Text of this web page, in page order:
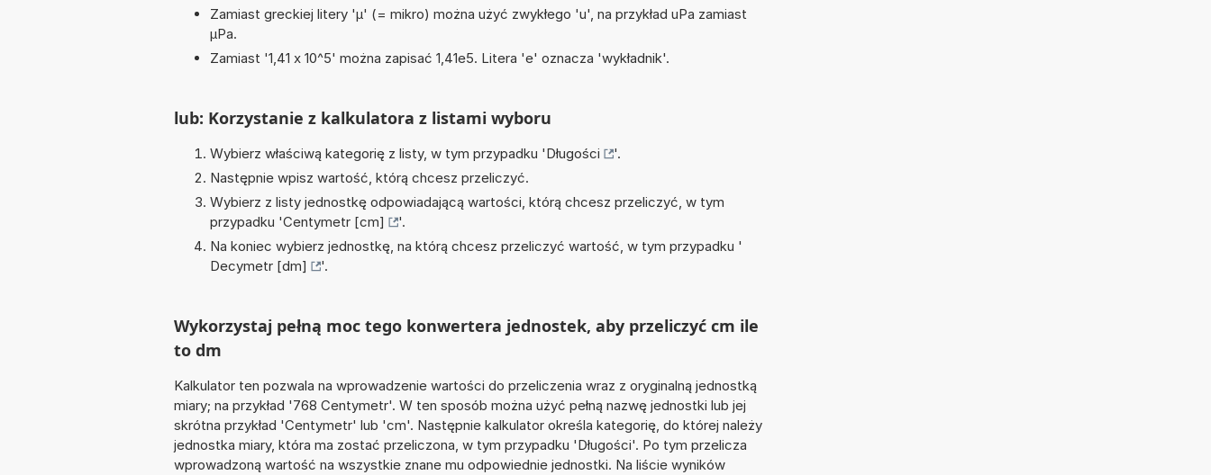
Zamiast greckiej litery 'µ' (= mikro) można użyć zwykłego 'u', na przykład uPa zamiast
µPa.
Zamiast '1,41 x 10^5' można zapisać 1,41e5. Litera 'e' oznacza 'wykładnik'.
lub: Korzystanie z kalkulatora z listami wyboru
Wybierz właściwą kategorię z listy, w tym przypadku 'Długości
'.
Następnie wpisz wartość, którą chcesz przeliczyć.
Wybierz z listy jednostkę odpowiadającą wartości, którą chcesz przeliczyć, w tym
przypadku 'Centymetr [cm]
'.
Na koniec wybierz jednostkę, na którą chcesz przeliczyć wartość, w tym przypadku '
Decymetr [dm]
'.
Wykorzystaj pełną moc tego konwertera jednostek, aby przeliczyć cm ile
to dm
Kalkulator ten pozwala na wprowadzenie wartości do przeliczenia wraz z oryginalną jednostką
miary; na przykład '768 Centymetr'. W ten sposób można użyć pełną nazwę jednostki lub jej
skrótna przykład 'Centymetr' lub 'cm'. Następnie kalkulator określa kategorię, do której należy
jednostka miary, która ma zostać przeliczona, w tym przypadku 'Długości'. Po tym przelicza
wprowadzoną wartość na wszystkie znane mu odpowiednie jednostki. Na liście wyników